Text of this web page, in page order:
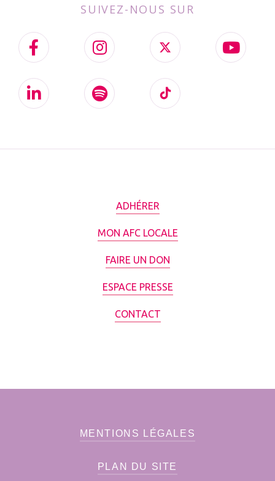
SUIVEZ-NOUS SUR
ADHÉRER
MON AFC LOCALE
FAIRE UN DON
ESPACE PRESSE
CONTACT
MENTIONS LÉGALES
PLAN DU SITE